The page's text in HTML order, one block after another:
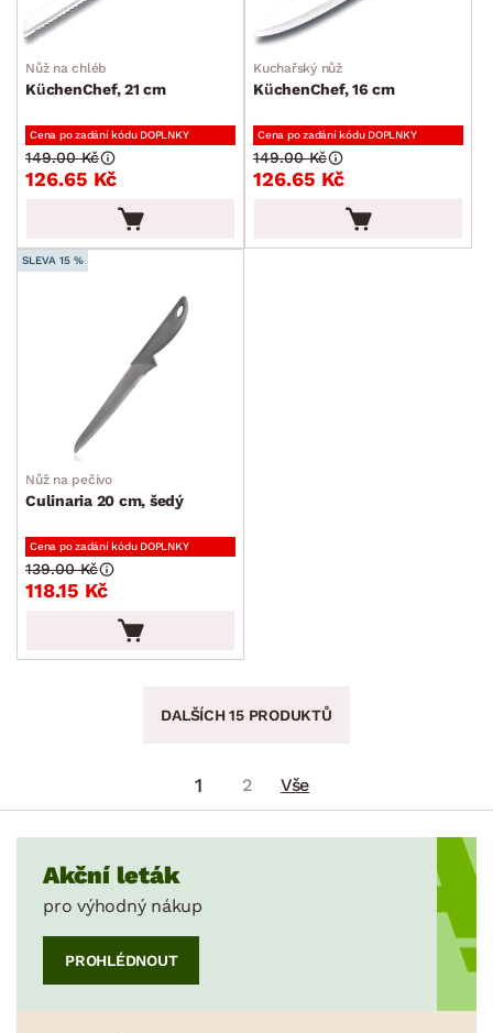
Nůž na chléb
KüchenChef, 21 cm
Cena po zadání kódu DOPLNKY
126.65 Kč
149.00 Kč
Kuchařský nůž
KüchenChef, 16 cm
Cena po zadání kódu DOPLNKY
126.65 Kč
149.00 Kč
SLEVA 15 %
Nůž na pečivo
Culinaria 20 cm, šedý
Cena po zadání kódu DOPLNKY
118.15 Kč
139.00 Kč
DALŠÍCH 15 PRODUKTŮ
1 2 Vše
Akční leták
pro výhodný nákup
PROHLÉDNOUT